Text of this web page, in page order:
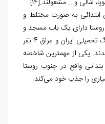
شالی و... مشغولند.[14]
به صورت مختلط و
دارای یک باب مسجد و
یک باب حسینیه است در جنگ تحمیلی ایران و عراق 4 نفر
یکی از مهمترین شاخصه
واقع در جنوب روستا
را جذب خود می‌کند.